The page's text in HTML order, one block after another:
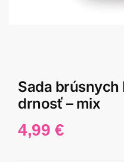
Sada
drnosť – mix
4,99 €